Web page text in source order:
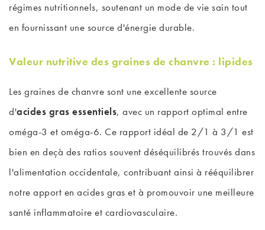
régimes nutritionnels, soutenant un mode de vie sain tout
en fournissant une source d'énergie durable.
Valeur nutritive des graines de chanvre : lipides
Les graines de chanvre sont une excellente source
d'acides gras essentiels, avec un rapport optimal entre
oméga-3 et oméga-6. Ce rapport idéal de 2/1 à 3/1 est
bien en deçà des ratios souvent déséquilibrés trouvés dans
l'alimentation occidentale, contribuant ainsi à rééquilibrer
notre apport en acides gras et à promouvoir une meilleure
santé inflammatoire et cardiovasculaire.